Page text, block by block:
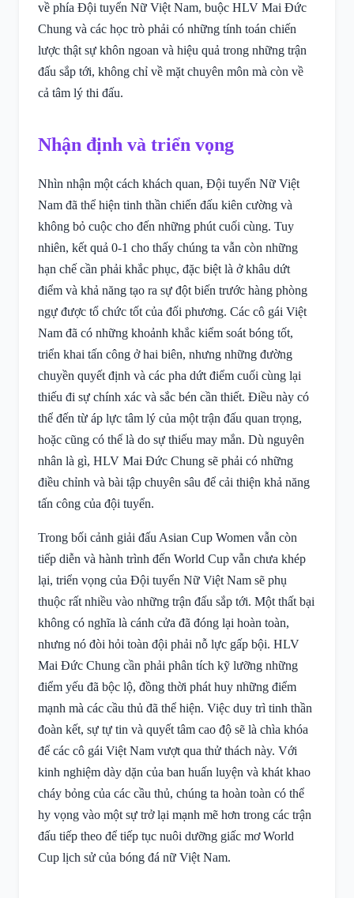
về phía Đội tuyển Nữ Việt Nam, buộc HLV Mai Đức
Chung và các học trò phải có những tính toán chiến
lược thật sự khôn ngoan và hiệu quả trong những trận
đấu sắp tới, không chỉ về mặt chuyên môn mà còn về
cả tâm lý thi đấu.
Nhận định và triển vọng
Nhìn nhận một cách khách quan, Đội tuyển Nữ Việt
Nam đã thể hiện tinh thần chiến đấu kiên cường và
không bỏ cuộc cho đến những phút cuối cùng. Tuy
nhiên, kết quả 0-1 cho thấy chúng ta vẫn còn những
hạn chế cần phải khắc phục, đặc biệt là ở khâu dứt
điểm và khả năng tạo ra sự đột biến trước hàng phòng
ngự được tổ chức tốt của đối phương. Các cô gái Việt
Nam đã có những khoảnh khắc kiểm soát bóng tốt,
triển khai tấn công ở hai biên, nhưng những đường
chuyền quyết định và các pha dứt điểm cuối cùng lại
thiếu đi sự chính xác và sắc bén cần thiết. Điều này có
thể đến từ áp lực tâm lý của một trận đấu quan trọng,
hoặc cũng có thể là do sự thiếu may mắn. Dù nguyên
nhân là gì, HLV Mai Đức Chung sẽ phải có những
điều chỉnh và bài tập chuyên sâu để cải thiện khả năng
tấn công của đội tuyển.
Trong bối cảnh giải đấu Asian Cup Women vẫn còn
tiếp diễn và hành trình đến World Cup vẫn chưa khép
lại, triển vọng của Đội tuyển Nữ Việt Nam sẽ phụ
thuộc rất nhiều vào những trận đấu sắp tới. Một thất bại
không có nghĩa là cánh cửa đã đóng lại hoàn toàn,
nhưng nó đòi hỏi toàn đội phải nỗ lực gấp bội. HLV
Mai Đức Chung cần phải phân tích kỹ lưỡng những
điểm yếu đã bộc lộ, đồng thời phát huy những điểm
mạnh mà các cầu thủ đã thể hiện. Việc duy trì tinh thần
đoàn kết, sự tự tin và quyết tâm cao độ sẽ là chìa khóa
để các cô gái Việt Nam vượt qua thử thách này. Với
kinh nghiệm dày dặn của ban huấn luyện và khát khao
cháy bỏng của các cầu thủ, chúng ta hoàn toàn có thể
hy vọng vào một sự trở lại mạnh mẽ hơn trong các trận
đấu tiếp theo để tiếp tục nuôi dưỡng giấc mơ World
Cup lịch sử của bóng đá nữ Việt Nam.